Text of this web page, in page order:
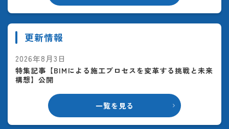
更新情報
一覧を見る
2026年8月3日
特集記事【BIMによる施工プロセスを変革する挑戦と未来
構想】公開